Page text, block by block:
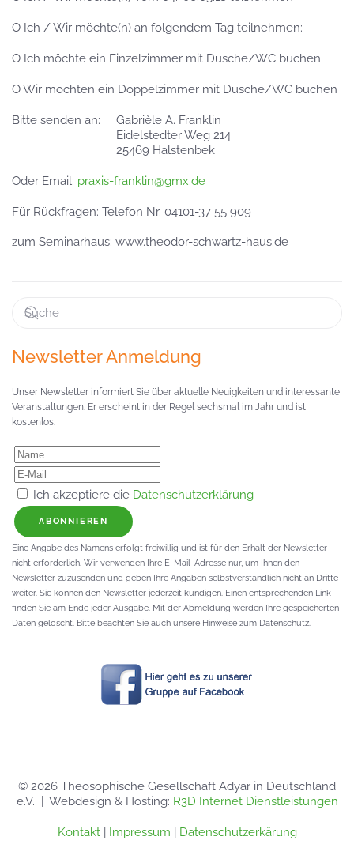
O Ich / Wir möchte(n) an folgendem Tag teilnehmen:
O Ich möchte ein Einzelzimmer mit Dusche/WC buchen
O Wir möchten ein Doppelzimmer mit Dusche/WC buchen
Bitte senden an: Gabrièle A. Franklin
Eidelstedter Weg 214
25469 Halstenbek
Oder Email: praxis-franklin@gmx.de
Für Rückfragen: Telefon Nr. 04101-37 55 909
zum Seminarhaus: www.theodor-schwartz-haus.de
Newsletter Anmeldung
Unser Newsletter informiert Sie über aktuelle Neuigkeiten und interessante
Veranstaltungen. Er erscheint in der Regel sechsmal im Jahr und ist
kostenlos.
Ich akzeptiere die Datenschutzerklärung
ABONNIEREN
Eine Angabe des Namens erfolgt freiwillig und ist für den Erhalt der Newsletter
nicht erforderlich. Wir verwenden Ihre E-Mail-Adresse nur, um Ihnen den
Newsletter zuzusenden und geben Ihre Angaben selbstverständlich nicht an Dritte
weiter. Sie können den Newsletter jederzeit kündigen. Einen entsprechenden Link
finden Sie am Ende jeder Ausgabe. Mit der Abmeldung werden Ihre gespeicherten
Daten gelöscht. Bitte beachten Sie auch unsere Hinweise zum Datenschutz.
© 2026 Theosophische Gesellschaft Adyar in Deutschland
e.V. | Webdesign & Hosting: R3D Internet Dienstleistungen
Kontakt| Impressum Datenschutzerkärung